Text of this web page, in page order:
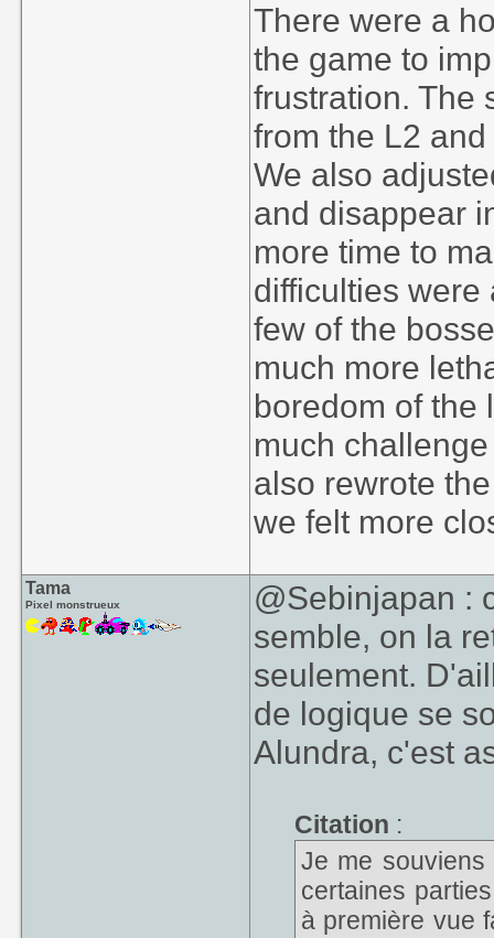
There were a
the game to
frustration. The
from the L2
We also
and disappear
more time to
difficulties
few of the
much more
boredom of the
much
also rewrote
we felt more
Tama
Pixel monstrueux
@Sebinjapan :
semble, on la
seulement.
de logique se
Alundra, c'est
Citation :
Je me
certaines
à première vue